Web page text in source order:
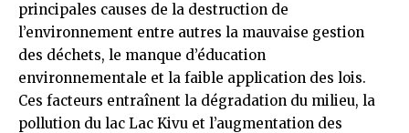
principales causes de la destruction de
l’environnement entre autres la mauvaise gestion
des déchets, le manque d’éducation
environnementale et la faible application des lois.
Ces facteurs entraînent la dégradation du milieu, la
pollution du lac Lac Kivu et l’augmentation des